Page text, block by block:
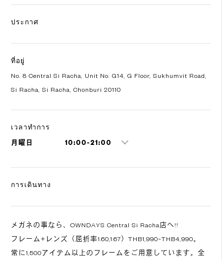
ประกาศ
ที่อยู่
No. 8 Central Si Racha, Unit No. G14, G Floor, Sukhumvit Road,
Si Racha, Si Racha, Chonburi 20110
เวลาทำการ
月曜日 10:00-21:00
การเดินทาง
メガネの事なら、OWNDAYS Central Si Racha店へ!!
フレーム+レンズ（屈折率1.60,1.67）THB1,990~THB4,990。
常に1,500アイテム以上のフレームをご用意しています。全